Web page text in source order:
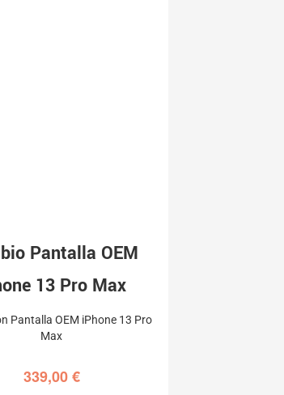
Pantalla OEM
13 Pro Max
Pantalla OEM iPhone 13 Pro
Max
339,00€